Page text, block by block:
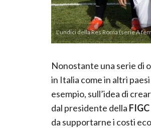
L'undici della Res Roma (serie A
Nonostante una serie di
in Italia come in altri
esempio, sull’idea di
dal presidente della
da supportarne i costi